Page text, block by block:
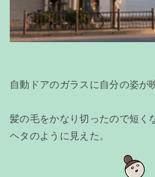
自動ドアのガラスに自分の姿が
髪の毛をかなり切ったので短く
ヘタのように見えた。